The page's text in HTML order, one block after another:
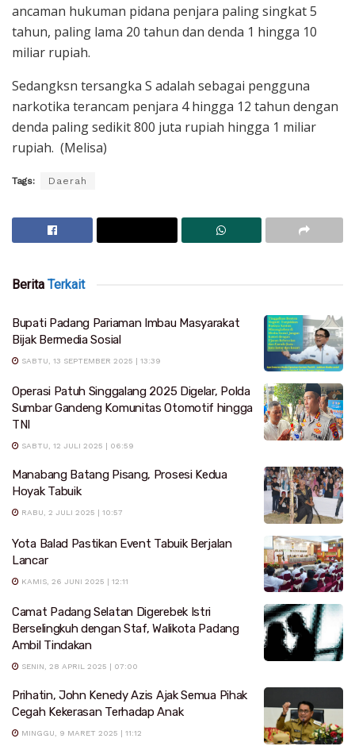
ancaman hukuman pidana penjara paling singkat 5
tahun, paling lama 20 tahun dan denda 1 hingga 10
miliar rupiah.
Sedangksn tersangka S adalah sebagai pengguna
narkotika terancam penjara 4 hingga 12 tahun dengan
denda paling sedikit 800 juta rupiah hingga 1 miliar
rupiah. (Melisa)
Tags: Daerah
Berita Terkait
Bupati Padang Pariaman Imbau Masyarakat
Bijak Bermedia Sosial
SABTU, 13 SEPTEMBER 2025 | 13:39
Operasi Patuh Singgalang 2025 Digelar, Polda
Sumbar Gandeng Komunitas Otomotif hingga
TNI
SABTU, 12 JULI 2025 | 06:59
Manabang Batang Pisang, Prosesi Kedua
Hoyak Tabuik
RABU, 2 JULI 2025 | 10:57
Yota Balad Pastikan Event Tabuik Berjalan
Lancar
KAMIS, 26 JUNI 2025 | 12:11
Camat Padang Selatan Digerebek Istri
Berselingkuh dengan Staf, Walikota Padang
Ambil Tindakan
SENIN, 28 APRIL 2025 | 07:00
Prihatin, John Kenedy Azis Ajak Semua Pihak
Cegah Kekerasan Terhadap Anak
MINGGU, 9 MARET 2025 | 11:12